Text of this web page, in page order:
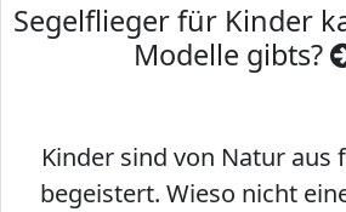
Segelflieger für Kinder
Modelle gibts?
Kinder sind von Natur aus
begeistert. Wieso nicht